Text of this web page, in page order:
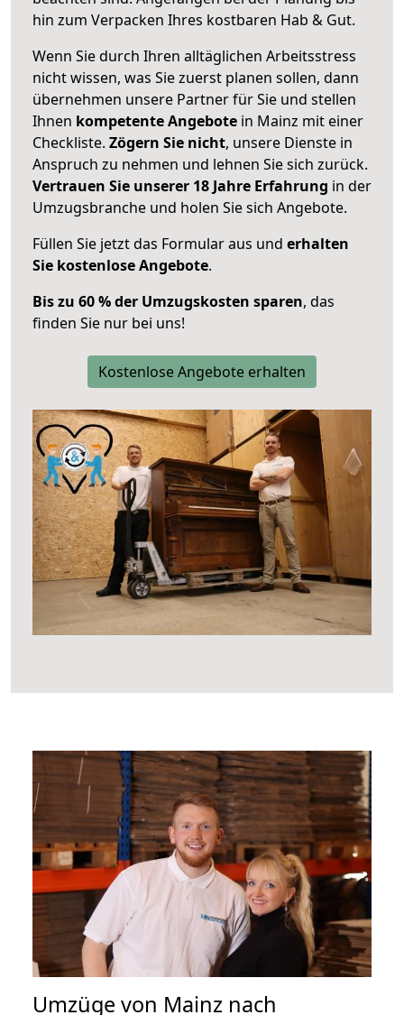
hin zum Verpacken Ihres kostbaren Hab & Gut.
Wenn Sie durch Ihren alltäglichen Arbeitsstress
nicht wissen, was Sie zuerst planen sollen, dann
übernehmen unsere Partner für Sie und stellen
Ihnen kompetente Angebote in Mainz mit einer
Checkliste. Zögern Sie nicht, unsere Dienste in
Anspruch zu nehmen und lehnen Sie sich zurück.
Vertrauen Sie unserer 18 Jahre Erfahrung in der
Umzugsbranche und holen Sie sich Angebote.
Füllen Sie jetzt das Formular aus und erhalten
Sie kostenlose Angebote.
Bis zu 60 % der Umzugskosten sparen, das
finden Sie nur bei uns!
Kostenlose Angebote erhalten
Umzüge von Mainz nach